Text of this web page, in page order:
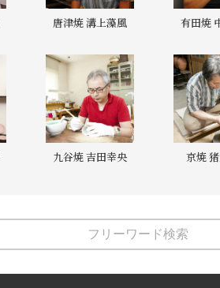
唐津焼 溝上藻風 有田焼
九谷焼 吉田幸央 京焼